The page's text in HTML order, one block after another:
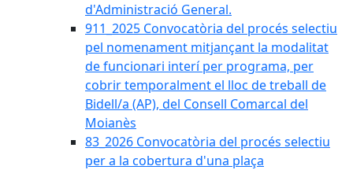
d'Administració General.
911_2025 Convocatòria del procés selectiu
pel nomenament mitjançant la modalitat
de funcionari interí per programa, per
cobrir temporalment el lloc de treball de
Bidell/a (AP), del Consell Comarcal del
Moianès
83_2026 Convocatòria del procés selectiu
per a la cobertura d'una plaça